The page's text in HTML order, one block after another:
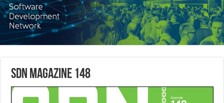
SDN Magazine 148